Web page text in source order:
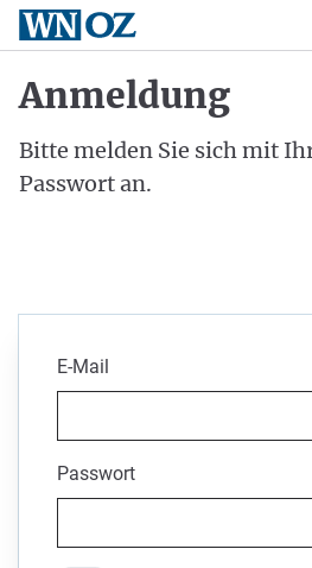
Anmeldung
Bitte melden Sie sich mit
Passwort an.
E-Mail
Passwort